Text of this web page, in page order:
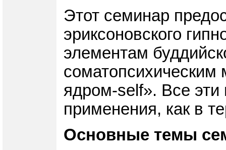
Этот семинар
эриксоновского
элементам
соматопсихическим
ядром-self». Все эти
применения, как в
Основные темы